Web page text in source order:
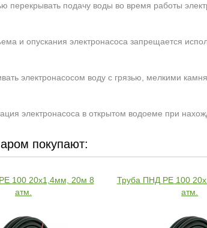
перекрывать подачу воды во время работы
и опускания электронасоса запрещается
электронасосом воду с грязью, мелкими
электронасоса в открытом водоеме при
покупают:
100 20х1,4мм, 20м 8
атм.
Труба ПНД РЕ 100
атм.